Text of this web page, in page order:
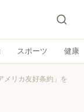
スポーツ 健康
メリカ友好条約」を